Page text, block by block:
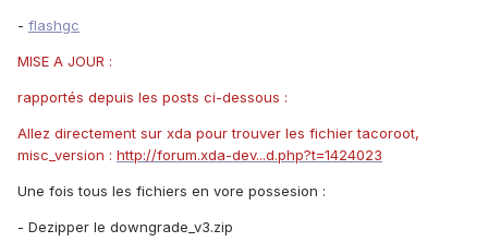
- flashgc
MISE A JOUR :
rapportés depuis les posts ci-dessous :
Allez directement sur xda pour trouver les fichier tacoroot,
misc_version : http://forum.xda-dev...d.php?t=1424023
Une fois tous les fichiers en vore possesion :
- Dezipper le downgrade_v3.zip